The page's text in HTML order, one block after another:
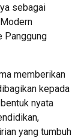
sebagai
Panggung
memberikan
kepada
nyata
yang tumbuh